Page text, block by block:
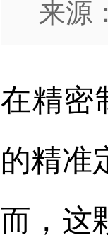
来源
在精密
的精准
而，这